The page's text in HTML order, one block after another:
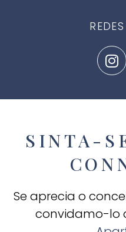
SINTA-
Se aprecia o
convidamo-lo